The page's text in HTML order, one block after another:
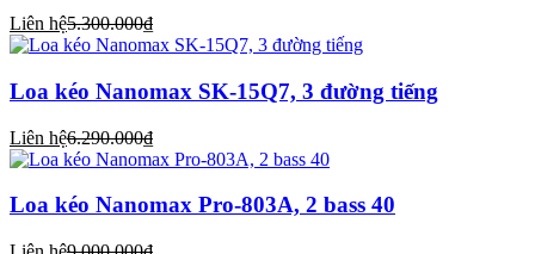
Liên hệ5.300.000₫
Loa kéo Nanomax SK-15Q7, 3 đường tiếng
Liên hệ6.290.000₫
Loa kéo Nanomax Pro-803A, 2 bass 40